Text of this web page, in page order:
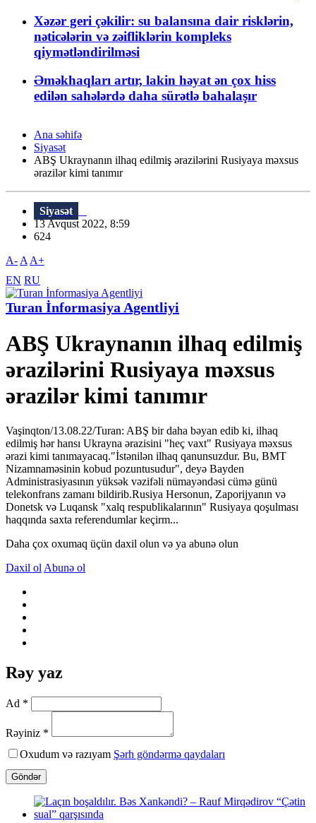
Xəzər geri çəkilir: su balansına dair risklərin,
nəticələrin və zəifliklərin kompleks
qiymətləndirilməsi
Əməkhaqları artır, lakin həyat ən çox hiss
edilən sahələrdə daha sürətlə bahalaşır
Ana səhifə
Siyasət
ABŞ Ukraynanın ilhaq edilmiş ərazilərini Rusiyaya məxsus
ərazilər kimi tanımır
Siyasət
13 Avqust 2022, 8:59
624
A- A A+
EN RU
Turan İnformasiya Agentliyi
ABŞ Ukraynanın ilhaq edilmiş
ərazilərini Rusiyaya məxsus
ərazilər kimi tanımır
Vaşinqton/13.08.22/Turan: ABŞ bir daha bəyan edib ki, ilhaq
edilmiş hər hansı Ukrayna ərazisini "heç vaxt" Rusiyaya məxsus
ərazi kimi tanımayacaq."İstənilən ilhaq qanunsuzdur. Bu, BMT
Nizamnaməsinin kobud pozuntusudur", deyə Bayden
Administrasiyasının yüksək vəzifəli nümayəndəsi cümə günü
telekonfrans zamanı bildirib.Rusiya Hersonun, Zaporijyanın və
Donetsk və Luqansk "xalq respublikalarının" Rusiyaya qoşulması
haqqında saxta referendumlar keçirm...
Daha çox oxumaq üçün daxil olun və ya abunə olun
Daxil ol Abunə ol
Rəy yaz
Ad *
Rəyiniz *
Oxudum və razıyam Şərh göndərmə qaydaları
Göndər